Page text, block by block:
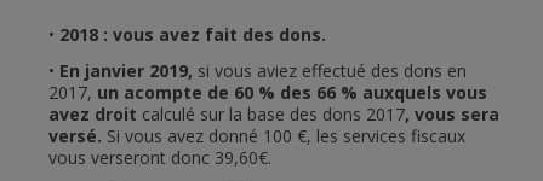
2018 : vous avez fait des dons.
En janvier 2019, si vous aviez effectué des dons en
2017, un acompte de 60 % des 66 % auxquels vous
avez droit calculé sur la base des dons 2017, vous sera
versé. Si vous avez donné 100 €, les services fiscaux
vous verseront donc 39,60€.